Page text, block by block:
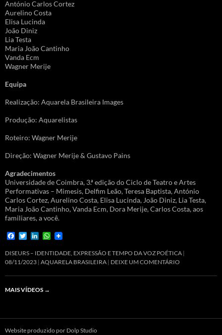
António Carlos Cortez
Aurelino Costa
Elisa Lucinda
João Diniz
Lia Testa
Maria João Cantinho
Vanda Ecm
Wagner Merije
Equipa
Realização: Aquarela Brasileira Images
Produção: Aquarelistas
Roteiro: Wagner Merije
Direção: Wagner Merije & Gustavo Pains
Agradecimentos
Universidade de Coimbra, 3.ª edição do Ciclo de Teatro e Artes
Performativas – Mimesis, Delfim Leão, Teresa Baptista, António
Carlos Cortez, Aurelino Costa, Elisa Lucinda, João Diniz, Lia Testa,
Maria João Cantinho, Vanda Ecm, Dora Merije, Carlos Costa, aos
familiares, a você.
F
c
e
o
k
i
t
e
n
k
e
d
n
W
a
t
A
DISEURS – IDENTIDADE, EXPRESSÃO E TEMPO DA VOZ POÉTICA
08/11/2023 AQUARELA BRASILEIRA DEIXE UM COMENTÁRIO
MAIS VÍDEOS →
Website produzido por Dolp Studio